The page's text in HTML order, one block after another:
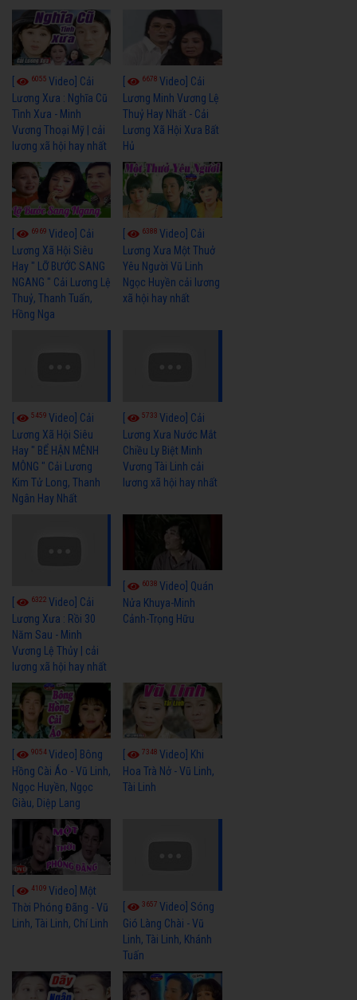
6055 Video] Cải
Lương Xưa : Nghĩa Cũ
Tình Xưa - Minh
Vương Thoại Mỹ | cải
lương xã hội hay nhất
6678Video] Cải
Lương Minh Vương Lệ
Thuỷ Hay Nhất - Cải
Lương Xã Hội Xưa Bất
Hủ
6969 Video] Cải
Lương Xã Hội Siêu
Hay " LỠ BƯỚC SANG
NGANG " Cải Lương Lệ
Thuỷ, Thanh Tuấn,
Hồng Nga
6388Video] Cải
Lương Xưa Một Thuở
Yêu Người Vũ Linh
Ngọc Huyền cải lương
xã hội hay nhất
5459 Video] Cải
Lương Xã Hội Siêu
Hay " BỂ HẬN MÊNH
MÔNG " Cải Lương
Kim Tử Long, Thanh
Ngân Hay Nhất
5733Video] Cải
Lương Xưa Nước Mắt
Chiều Ly Biệt Minh
Vương Tài Linh cải
lương xã hội hay nhất
6322 Video] Cải
Lương Xưa : Rồi 30
Năm Sau - Minh
Vương Lệ Thủy | cải
lương xã hội hay nhất
6038Video] Quán
Nửa Khuya-Minh
Cảnh-Trọng Hữu
9054Video] Bông
Hồng Cài Áo - Vũ Linh,
Ngọc Huyền, Ngọc
Giàu, Diệp Lang
7348Video] Khi
Hoa Trà Nở - Vũ Linh,
Tài Linh
4109 Video] Một
Thời Phóng Đãng - Vũ
Linh, Tài Linh, Chí Linh
3657Video] Sóng
Gió Làng Chài - Vũ
Linh, Tài Linh, Khánh
Tuấn